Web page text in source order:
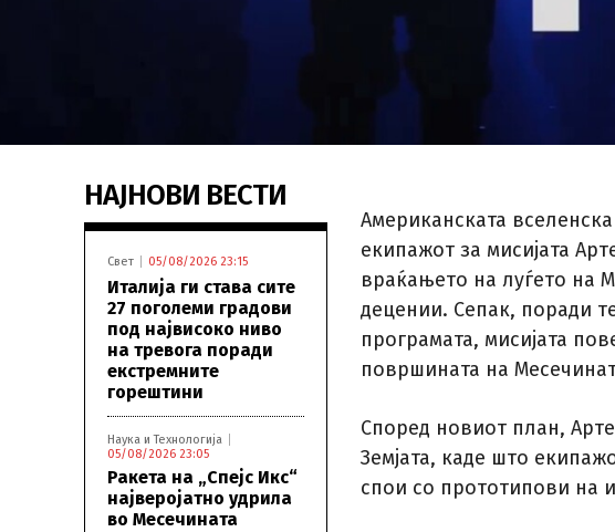
НАЈНОВИ ВЕСТИ
Свет 05/08/2026 23:15
Италија ги става сите
27 поголеми градови
под највисоко ниво
на тревога поради
екстремните
горештини
Наука и Технологија
05/08/2026 23:05
Ракета на „Спејс Икс“
најверојатно удрила
во Месечината
Американската
екипажот за мисијата
враќањето на луѓето на
децении. Сепак, поради
програмата, мисијата
површината на
Според новиот план,
Земјата, каде што
спои со прототипови на